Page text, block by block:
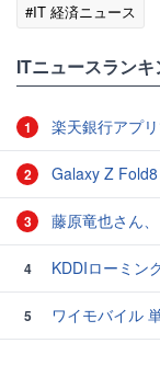
#IT 経済ニュース
ITニュースランキ
1 楽天銀行アプ
2 Galaxy Z
3 藤原竜也さん、「SKYSEA Client
4 KDDIローミン
5
ワイモバイル